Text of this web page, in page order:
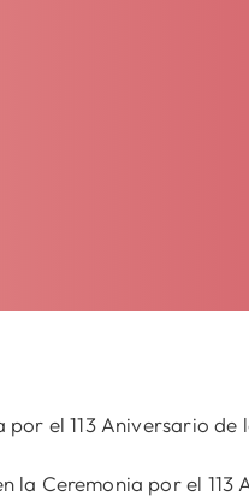
el 113 Aniversario de
Ceremonia por el 113